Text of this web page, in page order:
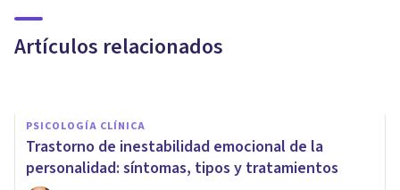
Artículos relacionados
psicólogo en el cáncer
PSICOLOGÍA CLÍNICA
Trastorno de inestabilidad emocional de la
personalidad: síntomas, tipos y tratamientos